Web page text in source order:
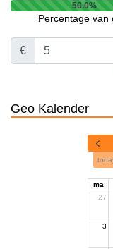
50.0%
Percentage van
€
Geo Kalender
ma
27
3